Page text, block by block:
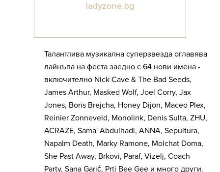
Талантлива музикална суперзвезда оглавява
лайнъпа на феста заедно с 64 нови имена -
включително Nick Cave & The Bad Seeds,
James Arthur, Masked Wolf, Joel Corry, Jax
Jones, Boris Brejcha, Honey Dijon, Maceo Plex,
Reinier Zonneveld, Monolink, Denis Sulta, ZHU,
ACRAZE, Sama' Abdulhadi, ANNA, Sepultura,
Napalm Death, Marky Ramone, Molchat Doma,
She Past Away, Brkovi, Paraf, Vizelj, Coach
Party, Sana Garić, Prti Bee Gee и много други.